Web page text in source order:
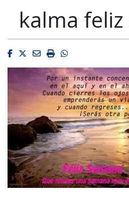
kalma
Facebook
Twitter
EmailImprimirWhatsapp